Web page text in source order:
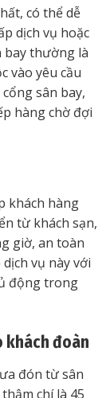
có thể dễ
dịch vụ hoặc
bay thường là
vào yêu cầu
sân bay,
hàng chờ đợi
khách hàng
từ khách sạn,
giờ, an toàn
vụ này với
động trong
khách đoàn
đón từ sân
chí là 45